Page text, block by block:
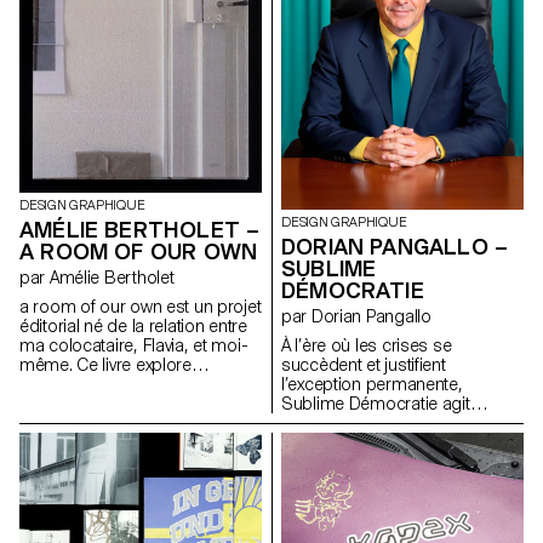
panneaux interchangeables,
ainsi que par des campagnes
d’affichage (imprimés et
digitales), il rend ces structures
visibles dans l’espace public à
celles et ceux qui cherchent un
service, un réseau, ou
simplement un lieu accueillant.
DESIGN GRAPHIQUE
AMÉLIE BERTHOLET –
A ROOM OF OUR OWN
par Amélie Bertholet
a room of our own est un projet
éditorial né de la relation entre
ma colocataire, Flavia, et moi-
même. Ce livre explore
partagé: notre appartement. La
colocation, souvent perçue
comme transitoire, devient ici
une réalité émancipatrice et
sorore sur le long terme. Nourri
de références féministes, à
commencer par son titre
DESIGN GRAPHIQUE
DORIAN PANGALLO –
SUBLIME
DÉMOCRATIE
par Dorian Pangallo
À l’ère où les crises se
succèdent et justifient
l’exception permanente,
Sublime Démocratie agit
comme une campagne critique
multimédia. Elle met en scène
des démocraties vidées de
leurs fondements, dont les
symboles persistants
maintiennent l’illusion. Conçue